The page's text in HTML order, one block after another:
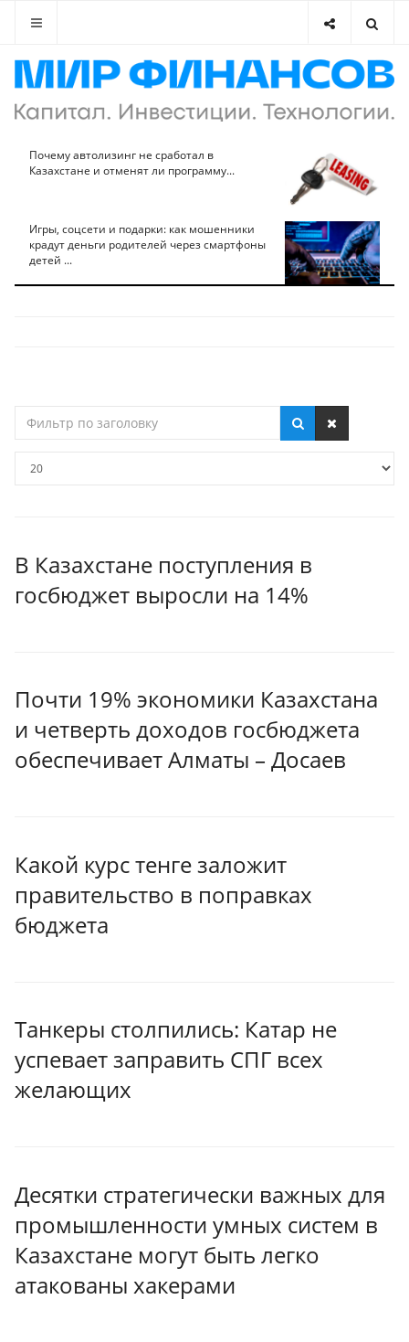
Почему автолизинг не сработал в
Казахстане и отменят ли программу...
Игры, соцсети и подарки: как мошенники
крадут деньги родителей через смартфоны
детей ...
по
В Казахстане поступления в
госбюджет выросли на 14%
Почти 19% экономики Казахстана
и четверть доходов госбюджета
обеспечивает Алматы – Досаев
Какой курс тенге заложит
правительство в поправках
бюджета
Танкеры столпились: Катар не
успевает заправить СПГ всех
желающих
Десятки стратегически важных для
промышленности умных систем в
Казахстане могут быть легко
атакованы хакерами